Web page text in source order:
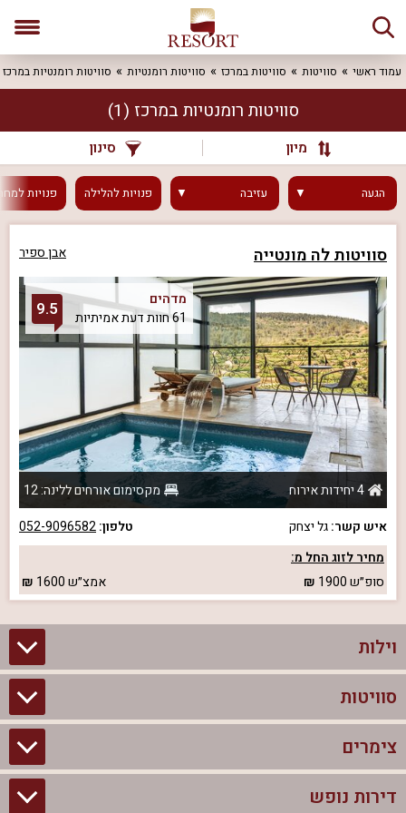
עמוד ראשי סוויטות סוויטות במרכז סוויטות רומנטיות סוויטות רומנטיות במרכז
סוויטות רומנטיות במרכז (1)
מיון סינון
הגעה עזיבה פנויותלהלילה פנויות
סוויטות לה מונטייה אבן ספיר
מדהים
61 חוות דעת אמיתיות
9.5
4 יחידות אירוח
מקסימום אורחים ללינה: 12
איש קשר:גל יצחק טלפון:052-9096582
מחיר לזוג החל מ:
סופ״ש1900 אמצ״ש1600
וילות
וילות בצפון
וילות להשכרה
סוויטות
סוויטות בצפון
צימרים לזוגות עם בריכה פרטית
צימרים
צימרים בצפון
דירות נופש